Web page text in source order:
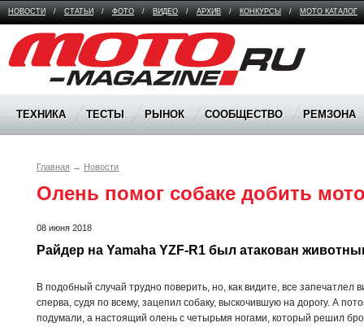
НОВОСТИ / СТАТЬИ / ФОТО / ВИДЕО / АРХИВ / КОНКУРСЫ / МОТО КАТАЛОГ
Moto Magazine
ТЕХНИКА ТЕСТЫ РЫНОК СООБЩЕСТВО РЕМЗОНА
Главная → Новости
Олень помог собаке добить
08 июня 2018
Райдер на Yamaha YZF-R1 был атакован
В подобный случай трудно поверить, но, как видите, все запечатлел
сперва, судя по всему, зацепил собаку, выскочившую на дорогу. А
подумали, а настоящий олень с четырьмя ногами, который решил